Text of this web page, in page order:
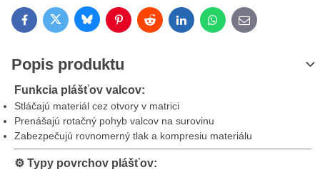
FacebookTwitterBlueskyPinterestRedditLinkedInWhatsApp
E-mail
Popis produktu
Funkcia plášťov valcov:
Stláčajú materiál cez otvory v matrici
Prenášajú rotačný pohyb valcov na surovinu
Zabezpečujú rovnomerný tlak a kompresiu materiálu
⚙️ Typy povrchov plášťov: